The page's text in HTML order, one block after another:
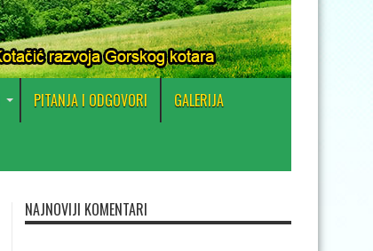
PITANJA I ODGOVORI GALERIJA
NAJNOVIJI KOMENTARI